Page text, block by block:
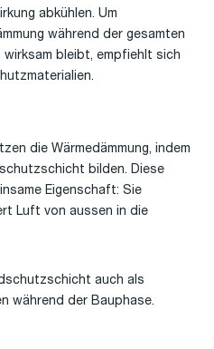
abkühlen. Um
während der gesamten
bleibt, empfiehlt sich
die Wärmedämmung, indem
bilden. Diese
Eigenschaft: Sie
Luft von aussen in die
auch als
während der Bauphase.